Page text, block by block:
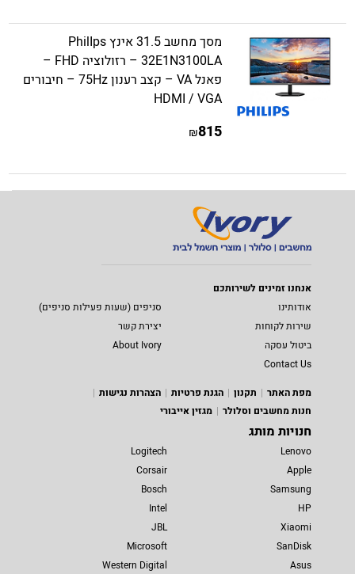
מסך מחשב 31.5 אינץ PhilIps
32E1N3100LA – רזולוציה FHD –
פאנל VA – קצב רענון 75Hz – חיבורים
HDMI / VGA
815
₪
אנחנו זמינים לשירותכם
אודותינו
סניפים (שעות פעילות סניפים)
שירות לקוחות
יצירת קשר
ביטול עסקה
About Ivory
Contact Us
מפת האתר
תקנון הגנת פרטיות
הצהרות נגישות
חנות מחשבים וסלולר
מגזין אייבורי
חנויות מותג
Lenovo
Apple
Samsung
HP
Xiaomi
SanDisk
Asus
Logitech
Corsair
Bosch
Intel
JBL
Microsoft
Western Digital